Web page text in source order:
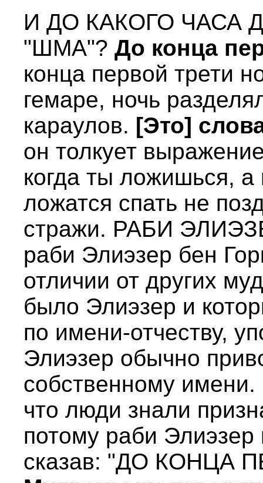
И ДО КАКОГО ЧАСА
"ШМА"? До конца
конца первой трети
гемаре, ночь
караулов. [Это]
он толкует
когда ты ложишься,
ложатся спать не
стражи. РАБИ
раби Элиэзер бен
отличии от других
было Элиэзер и
по имени-отчеству,
Элиэзер обычно
собственному имени.
что люди знали
потому раби Элиэзер
сказав: "ДО КОНЦА